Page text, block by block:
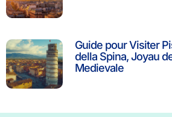
Guide pour Visiter
della Spina, Joyau
Medievale